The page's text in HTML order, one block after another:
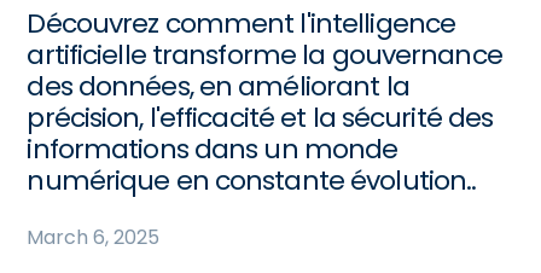
Découvrez comment l'intelligence
artificielle transforme la gouvernance
des données, en améliorant la
précision, l'efficacité et la sécurité des
informations dans un monde
numérique en constante évolution..
March 6, 2025